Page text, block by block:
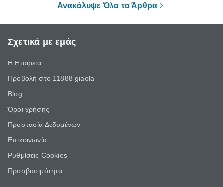
Ανακάλυψε Όλα τα Άρθρα
Σχετικά με εμάς
Η Εταιρεία
Προβολή στο 11888 giaola
Blog
Όροι χρήσης
Προστασία Δεδομένων
Επικοινωνία
Ρυθμίσεις Cookies
Προσβασιμότητα